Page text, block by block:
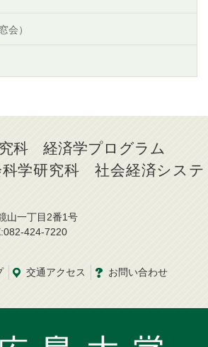
会）
科 経済学プログラム
科学研究科 社会経済システ
山一丁目2番1号
424-7220
交通アクセス お問い合わせ